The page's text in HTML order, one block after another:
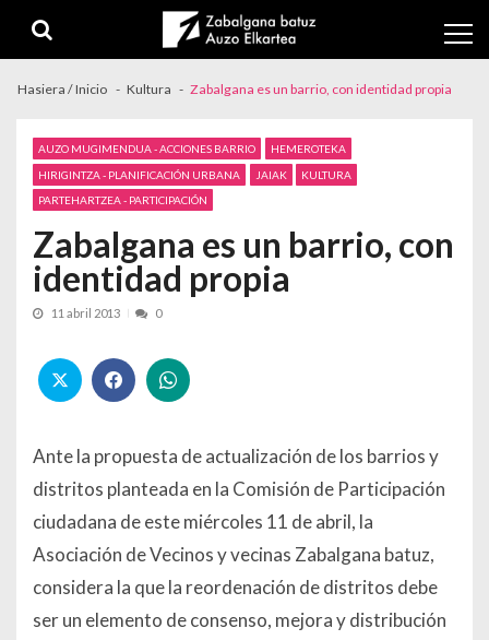
Hasiera / Inicio Kultura Zabalgana es un barrio, con identidad propia
AUZO MUGIMENDUA - ACCIONES BARRIO
HEMEROTEKA
HIRIGINTZA - PLANIFICACIÓN URBANA
JAIAK
KULTURA
PARTEHARTZEA - PARTICIPACIÓN
Zabalgana es un barrio, con
identidad propia
11 abril 2013 0
Ante la propuesta de actualización de los barrios y
distritos planteada en la Comisión de Participación
ciudadana de este miércoles 11 de abril, la
Asociación de Vecinos y vecinas Zabalgana batuz,
considera la que la reordenación de distritos debe
ser un elemento de consenso, mejora y distribución